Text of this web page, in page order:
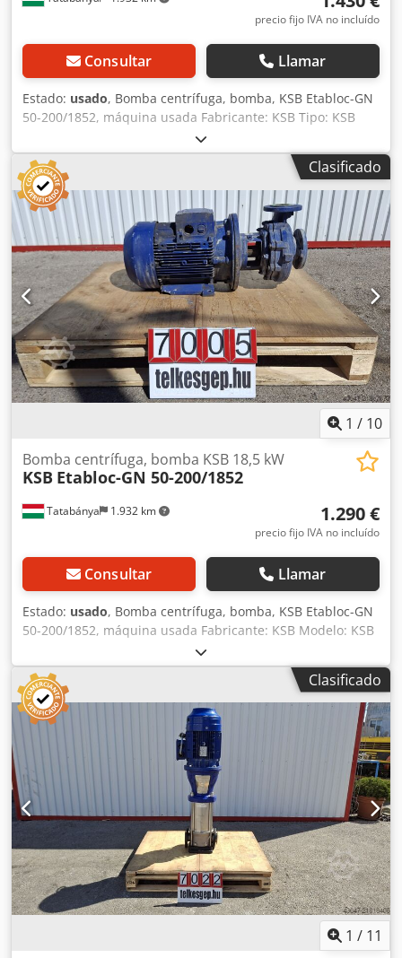
precio fijo IVA no incluído
Consultar Llamar
Estado: usado, Bomba centrífuga, bomba, KSB Etabloc-GN
50-200/1852, máquina usada Fabricante: KSB Tipo: KSB
Etabloc-GN 50-200/1852 Año: 2007 Dimensiones generales:
Ancho: 810 mm Profundidad: 350 mm Altura: 400 mm
Peso: 130 kg Datos eléctricos: 400 V; 19,5 kW; 32,5 A Dsdpfx
Aboyyx Srj Rjck Caudal: 85 m³/h Altura manométrica: 69,5–
58,5 metros
Clasificado
1 / 10
Tatabánya 1.932 km
Bomba centrífuga, bomba KSB 18,5 kW
KSB Etabloc-GN 50-200/1852
1.290 €
precio fijo IVA no incluído
Consultar Llamar
Estado: usado, Bomba centrífuga, bomba, KSB Etabloc-GN
50-200/1852, máquina usada Fabricante: KSB Modelo: KSB
Etabloc-GN 50-200/1852 Año: 2003 Dimensiones generales:
Ancho: 810 mm Dcsdoy Nnnbopfx Ab Rsk Fondo: 350 mm
Altura: 400 mm Peso: 130 kg Datos eléctricos: 400 V; 18,5
kW; 32,5 A Caudal: 72 m³/h Altura manométrica: 51 metros
Clasificado
1 / 11